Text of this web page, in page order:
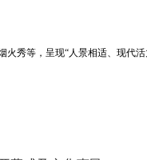
秀等，呈现“人景相适、现代